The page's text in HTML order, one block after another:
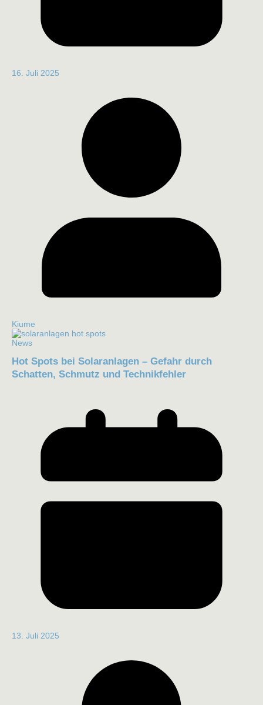
16. Juli 2025
Kiume
News
Hot Spots bei Solaranlagen – Gefahr durch
Schatten, Schmutz und Technikfehler
13. Juli 2025